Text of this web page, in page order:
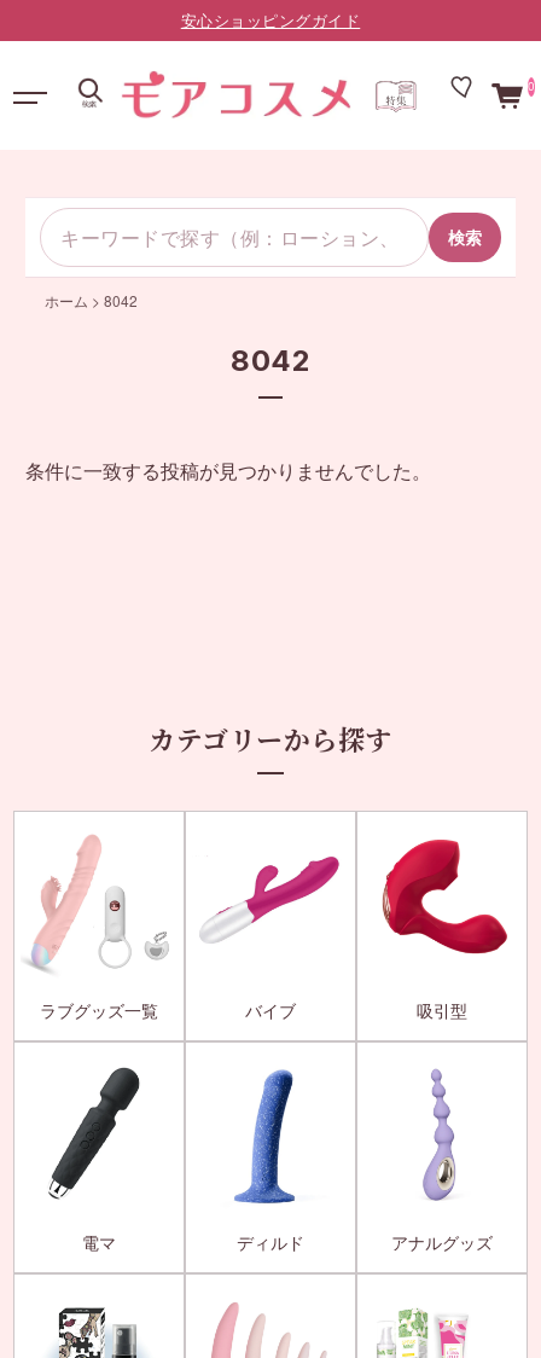
0
検索
ホーム > 8042
8042
条件に一致する投稿が見つかりませんでした。
カテゴリーから探す
ラブグッズ一覧 バイブ 吸引型
電マ ディルド アナルグッズ
安心ショッピングガイド